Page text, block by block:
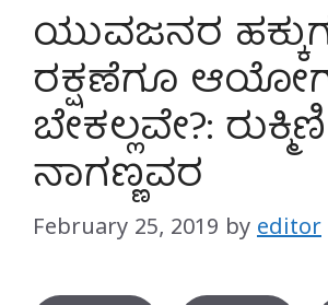
ಯುವಜನರ
ರಕ್ಷಣೆಗೂ
ಬೇಕಲ್ಲವೇ?: ರುಕ್ಮಿಣಿ
ನಾಗಣ್ಣವರ
February 25, 2019 by editor